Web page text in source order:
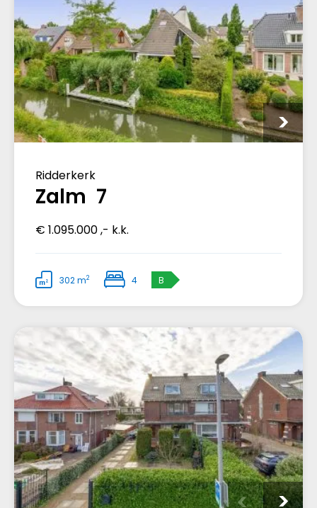
Ridderkerk
Zalm 7
€ 1.095.000 ,- k.k.
302 m2 4 B